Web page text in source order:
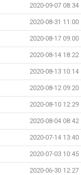
2020-09-07 08:34
2020-08-31 11:00
2020-08-17 09:00
2020-08-14 18:22
2020-08-13 10:14
2020-08-12 09:20
2020-08-10 12:29
2020-08-04 08:42
2020-07-14 13:40
2020-07-03 10:45
2020-06-30 12:27